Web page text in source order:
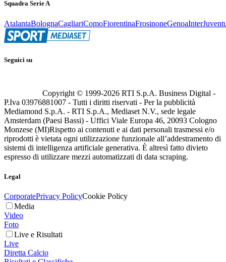
Squadra Serie A
AtalantaBolognaCagliariComoFiorentinaFrosinoneGenoaInter
Seguici su
Copyright © 1999-2026 RTI S.p.A. Business Digital -
P.Iva 03976881007 - Tutti i diritti riservati - Per la pubblicità
Mediamond S.p.A. - RTI S.p.A., Mediaset N.V., sede legale
Amsterdam (Paesi Bassi) - Uffici Viale Europa 46, 20093 Cologno
Monzese (MI)Rispetto ai contenuti e ai dati personali trasmessi e/o
riprodotti è vietata ogni utilizzazione funzionale all’addestramento di
sistemi di intelligenza artificiale generativa. È altresì fatto divieto
espresso di utilizzare mezzi automatizzati di data scraping.
Legal
CorporatePrivacy PolicyCookie Policy
Media
Video
Foto
Live e Risultati
Live
Diretta Calcio